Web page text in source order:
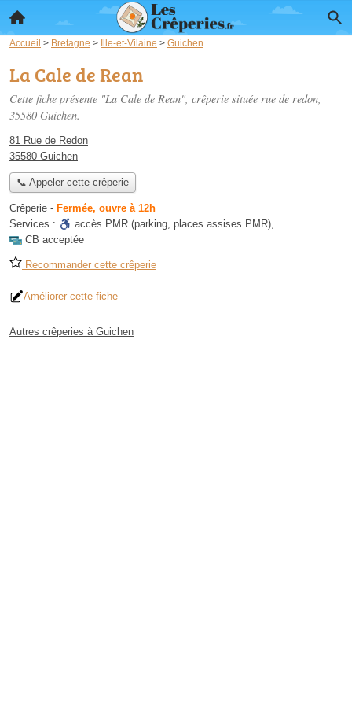
Accueil > Bretagne > Ille-et-Vilaine > Guichen
La Cale de Rean
Cette fiche présente "La Cale de Rean", crêperie située rue de redon,
35580 Guichen.
81 Rue de Redon
35580 Guichen
📞 Appeler cette crêperie
Crêperie - Fermée, ouvre à 12h
Services :
accès PMR (parking, places assises PMR),
CB acceptée
Recommander cette crêperie
Améliorer cette fiche
Autres crêperies à Guichen